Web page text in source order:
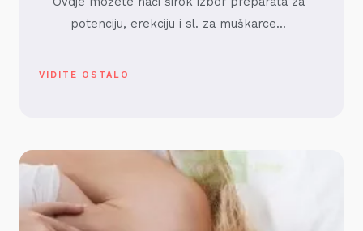
potenciju, erekciju i sl. za muškarce...
VIDITE OSTALO